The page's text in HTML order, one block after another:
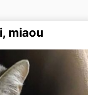
miaou